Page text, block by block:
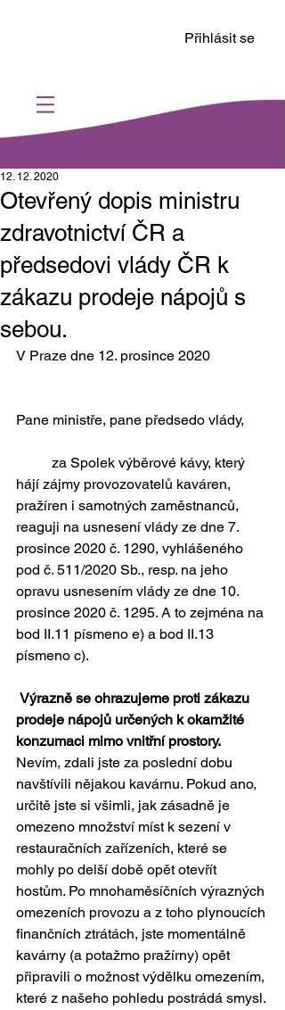
Přihlásit se
Otevřený dopis ministru
zdravotnictví ČR a
předsedovi vlády ČR k
zákazu prodeje nápojů s
sebou.
12. 12. 2020
V Praze dne 12. prosince 2020
Pane ministře, pane předsedo vlády,
hájí zájmy provozovatelů kaváren,
pražíren i samotných zaměstnanců,
reaguji na usnesení vlády ze dne 7.
prosince 2020 č. 1290, vyhlášeného
pod č. 511/2020 Sb., resp. na jeho
opravu usnesením vlády ze dne 10.
prosince 2020 č. 1295. A to zejména na
bod II.11 písmeno e) a bod II.13
písmeno c).
Výrazně se ohrazujeme proti zákazu
prodeje nápojů určených k okamžité
konzumaci mimo vnitřní prostory.
Nevím, zdali jste za poslední dobu
navštívili nějakou kavárnu. Pokud ano,
určitě jste si všimli, jak zásadně je
omezeno množství míst k sezení v
restauračních zařízeních, které se
mohly po delší době opět otevřít
hostům. Po mnohaměsíčních výrazných
omezeních provozu a z toho plynoucích
finančních ztrátách, jste momentálně
kavárny (a potažmo pražírny) opět
připravili o možnost výdělku omezením,
které z našeho pohledu postrádá smysl.